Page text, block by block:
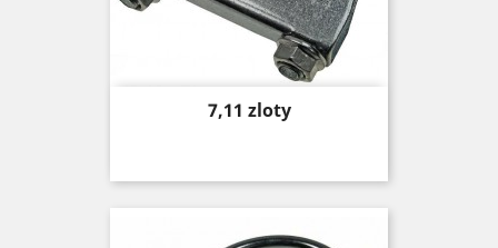
Price
7,11 zloty